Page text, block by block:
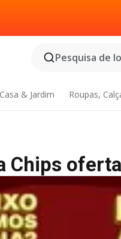
Pesquisa de
Casa & Jardim Roupas,
Chips